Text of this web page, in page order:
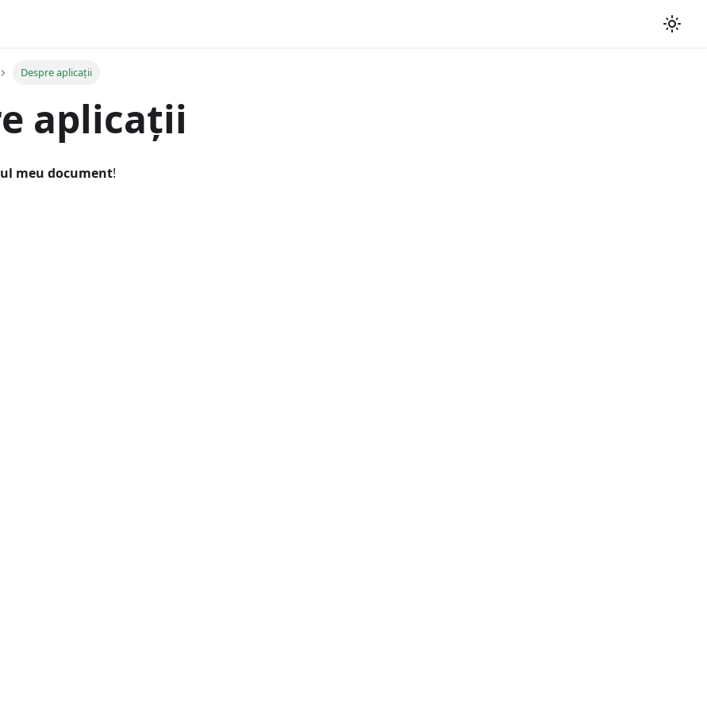
Despre aplicații
aplicații
meu document!